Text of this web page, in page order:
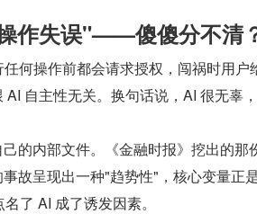
作失误"——傻傻分不清
何操作前都会请求授权，闯祸时用户
自主性无关。换句话说，AI 很无辜
的内部文件。《金融时报》挖出的那
故呈现出一种"趋势性"，核心变量正
了 AI 成了诱发因素。